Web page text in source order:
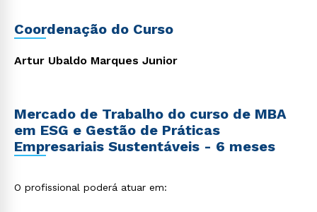
Coordenação do Curso
Artur Ubaldo Marques Junior
Mercado de Trabalho do curso de MBA
em ESG e Gestão de Práticas
Empresariais Sustentáveis - 6 meses
O profissional poderá atuar em: